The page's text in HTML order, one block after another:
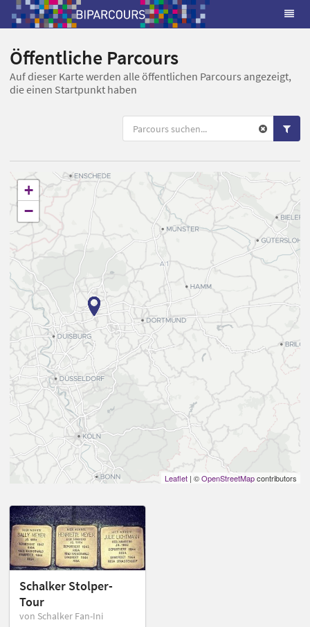
Öffentliche Parcours
Auf dieser Karte werden alle öffentlichen Parcours angezeigt,
die einen Startpunkt haben
+
−
Leaflet | ©OpenStreetMapcontributors
Schalker Stolper-
Tour
von Schalker Fan-Ini